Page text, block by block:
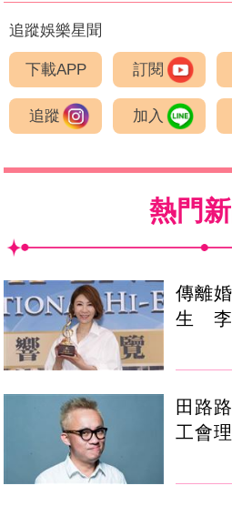
追蹤娛樂星聞
下載APP 訂閱
追蹤 加入
熱門
傳離
生 李
田路
工會